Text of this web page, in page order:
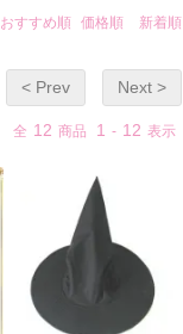
おすすめ順 価格順 新着順
< Prev Next >
全 12 商品 1 - 12 表示